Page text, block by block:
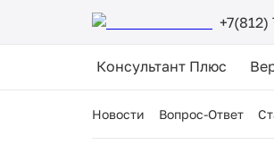
+7(812)
Консультант Плюс
Новости Вопрос-Ответ